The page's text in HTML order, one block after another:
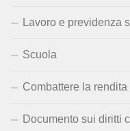
Lavoro e previdenza
Scuola
Combattere la rendita
Documento sui diritti